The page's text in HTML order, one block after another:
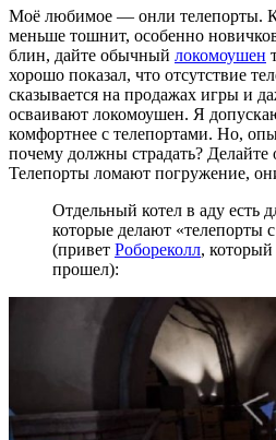
Моё любимое — онли телепорты.
меньше тошнит, особенно
блин, дайте обычный локомоушен
хорошо показал, что отсутствие
сказывается на продажах игры и
осваивают локомоушен. Я
комфортнее с телепортами. Но,
почему должны страдать? Делайте
Телепорты ломают погружение,
Отдельный котел в аду есть
которые делают «телепорты
(привет Робореколл, который
прошел):